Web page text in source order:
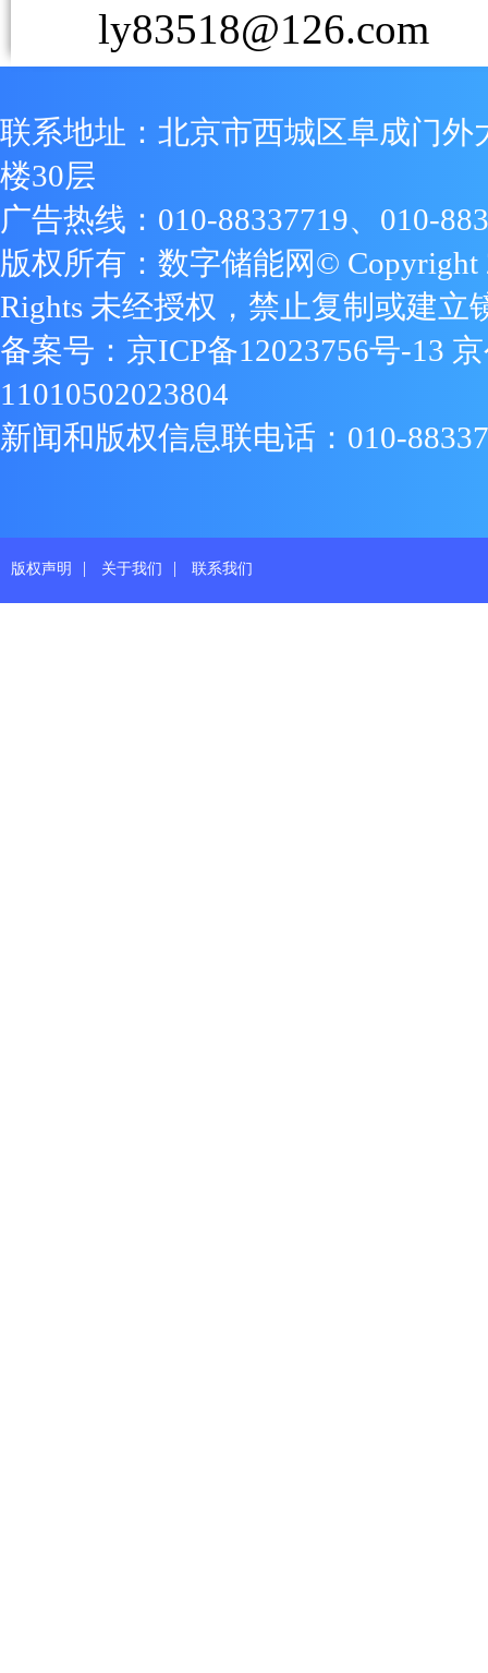
ly83518@126.com
联系地址：北京市西城区阜成门外
楼30层
广告热线：010-88337719、010-
版权所有：数字储能网© Copyright
Rights 未经授权，禁止复制或建立
备案号： 京ICP备12023756号-13
11010502023804
新闻和版权信息联电话：010-
版权声明 | 关于我们 | 联系我们